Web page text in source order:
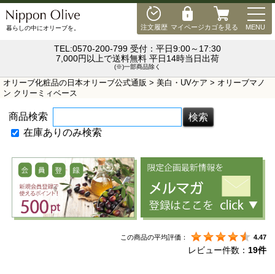
注文履歴 マイページカゴを見る MENU
暮らしの中にオリーブを。
TEL:0570-200-799 受付：平日9:00～17:30
7,000円以上で送料無料 平日14時当日出荷
(※)一部商品除く
オリーブ化粧品の日本オリーブ公式通販 > 美白・UVケア > オリーブマノ
ン クリーミィベース
商品検索
在庫ありのみ検索
この商品の平均評価： 4.47
レビュー件数： 19件